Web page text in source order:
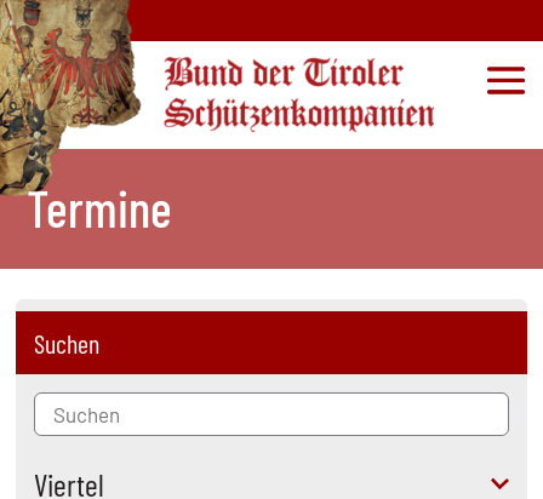
Termine
Suchen
Viertel